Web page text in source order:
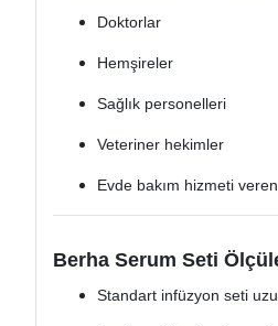
Doktorlar
Hemşireler
Sağlık personelleri
Veteriner hekimler
Evde bakım hizmeti veren
Berha Serum Seti
Standart infüzyon seti